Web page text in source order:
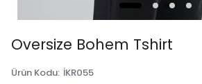
Oversize Bohem Tshirt
Ürün Kodu: İKR055